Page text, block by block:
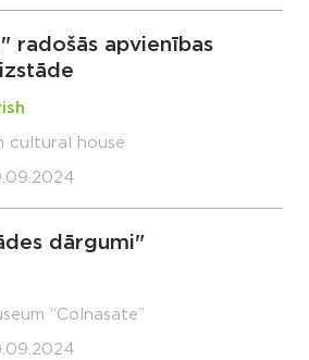
radošās apvienības
cultural house
dārgumi"
“Colnasate”